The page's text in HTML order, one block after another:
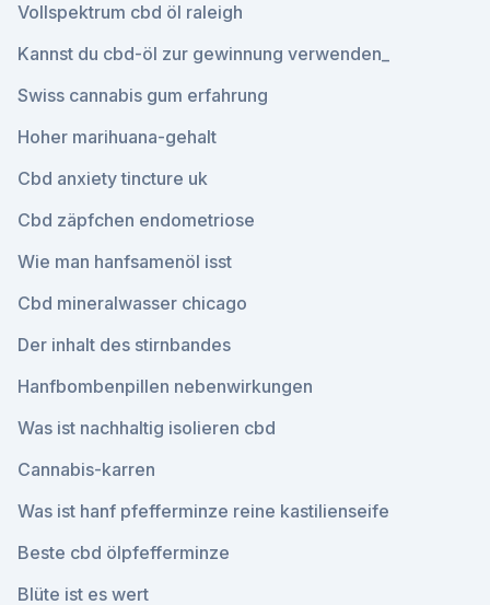
Vollspektrum cbd öl raleigh
Kannst du cbd-öl zur gewinnung verwenden_
Swiss cannabis gum erfahrung
Hoher marihuana-gehalt
Cbd anxiety tincture uk
Cbd zäpfchen endometriose
Wie man hanfsamenöl isst
Cbd mineralwasser chicago
Der inhalt des stirnbandes
Hanfbombenpillen nebenwirkungen
Was ist nachhaltig isolieren cbd
Cannabis-karren
Was ist hanf pfefferminze reine kastilienseife
Beste cbd ölpfefferminze
Blüte ist es wert